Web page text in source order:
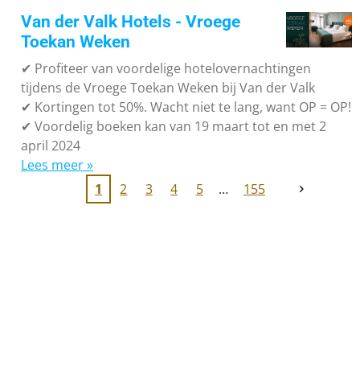
Van der Valk Hotels - Vroege
Toekan Weken
✔ Profiteer van voordelige hotelovernachtingen
tijdens de Vroege Toekan Weken bij Van der Valk
✔ Kortingen tot 50%. Wacht niet te lang, want OP = OP!
✔ Voordelig boeken kan van 19 maart tot en met 2
april 2024
Lees meer »
1
2 3 4 5 155